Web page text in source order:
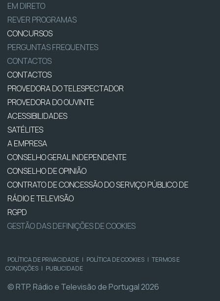
EM DIRETO
REVER PROGRAMAS
CONCURSOS
PERGUNTAS FREQUENTES
CONTACTOS
CONTACTOS
PROVEDORA DO TELESPECTADOR
PROVEDORA DO OUVINTE
ACESSIBILIDADES
SATÉLITES
A EMPRESA
CONSELHO GERAL INDEPENDENTE
CONSELHO DE OPINIÃO
CONTRATO DE CONCESSÃO DO SERVIÇO PÚBLICO DE
RÁDIO E TELEVISÃO
RGPD
GESTÃO DAS DEFINIÇÕES DE COOKIES
POLÍTICA DE PRIVACIDADE | POLÍTICA DE COOKIES | TERMOS E
CONDIÇÕES | PUBLICIDADE
© RTP, Rádio e Televisão de Portugal 2026